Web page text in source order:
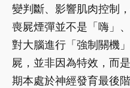
變判斷、影響肌肉控制
喪屍煙彈並不是「嗨」
對大腦進行「強制關機
屍，並非因為特效，而
期本處於神經發育最後